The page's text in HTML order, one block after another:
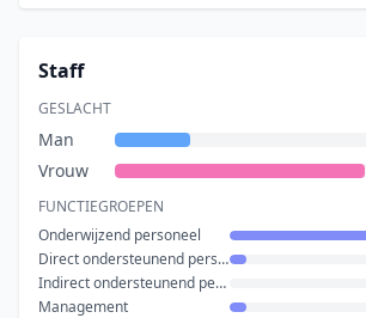
Staff
GESLACHT
Man
Vrouw
FUNCTIEGROEPEN
Onderwijzend personeel
Direct ondersteunend personeel
Indirect ondersteunend personeel
Management